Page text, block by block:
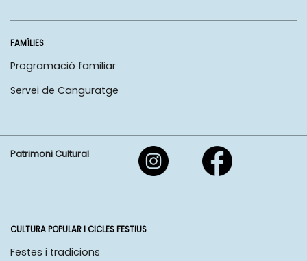
FAMÍLIES
Programació familiar
Servei de Canguratge
Patrimoni Cultural
CULTURA POPULAR I CICLES FESTIUS
Festes i tradicions